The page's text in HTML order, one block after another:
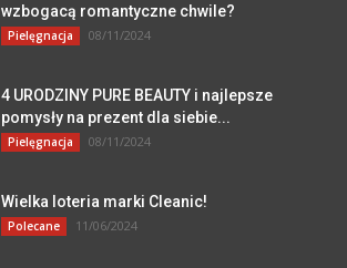
wzbogacą romantyczne chwile?
Pielęgnacja 08/11/2024
4 URODZINY PURE BEAUTY i najlepsze
pomysły na prezent dla siebie...
Pielęgnacja 08/11/2024
Wielka loteria marki Cleanic!
Polecane 11/06/2024